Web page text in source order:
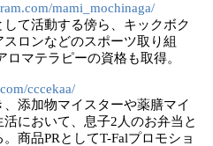
mami_mochinaga/
て活動する傍ら、キックボク
ロンなどのスポーツ取り組
マテラピーの資格も取得。
cccekaa/
添加物マイスターや薬膳マイ
において、息子2人のお弁当と
商品PRとしてT-Falプロモショ